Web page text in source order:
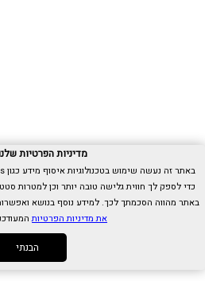
מדיניות הפרטיות
כדי לספק לך חווית גלישה טובה יותר וכן למטרות
באתר מהווה הסכמתך לכך. למידע נוסף בנושא
את מדיניות הפרטיות
הבנתי